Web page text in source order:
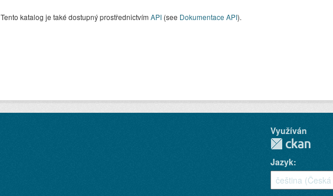
Tento katalog je také dostupný prostřednictvím API (see Dokumentace API).
Využíván
Jazyk